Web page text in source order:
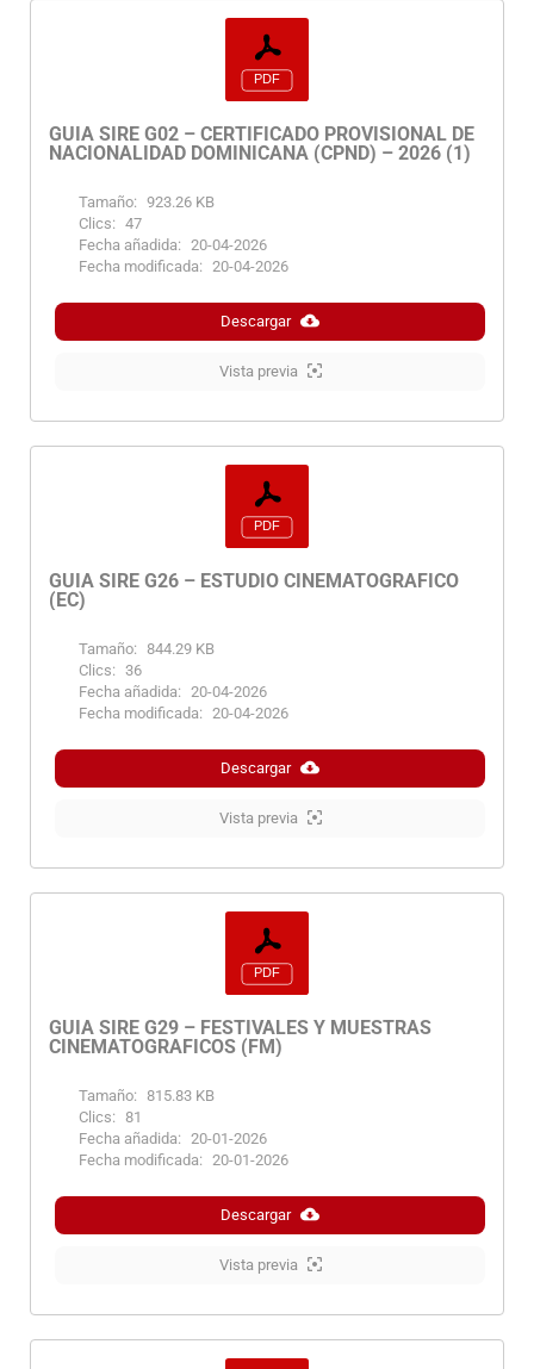
GUIA SIRE G02 – CERTIFICADO PROVISIONAL DE
NACIONALIDAD DOMINICANA (CPND) – 2026 (1)
Tamaño: 923.26 KB
Clics: 47
Fecha añadida: 20-04-2026
Fecha modificada: 20-04-2026
Descargar
Vista previa
GUIA SIRE G26 – ESTUDIO CINEMATOGRAFICO
(EC)
Tamaño: 844.29 KB
Clics: 36
Fecha añadida: 20-04-2026
Fecha modificada: 20-04-2026
Descargar
Vista previa
GUIA SIRE G29 – FESTIVALES Y MUESTRAS
CINEMATOGRAFICOS (FM)
Tamaño: 815.83 KB
Clics: 81
Fecha añadida: 20-01-2026
Fecha modificada: 20-01-2026
Descargar
Vista previa